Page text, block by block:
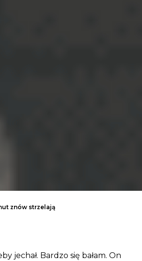
znów strzelają
jechał. Bardzo się bałam. On